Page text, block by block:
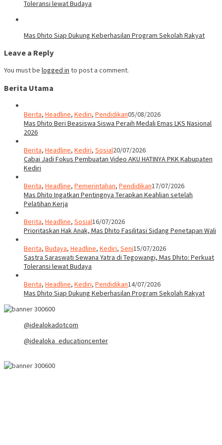
Toleransi lewat Budaya
Mas Dhito Siap Dukung Keberhasilan Program Sekolah Rakyat
Leave a Reply
You must be logged in to post a comment.
Berita Utama
Berita, Headline, Kediri, Pendidikan05/08/2026
Mas Dhito Beri Beasiswa Siswa Peraih Medali Emas LKS Nasional
2026
Berita, Headline, Kediri, Sosial20/07/2026
Cabai Jadi Fokus Pembuatan Video AKU HATINYA PKK Kabupaten
Kediri
Berita, Headline, Pemerintahan, Pendidikan17/07/2026
Mas Dhito Ingatkan Pentingnya Terapkan Keahlian setelah
Pelatihan Kerja
Berita, Headline, Sosial16/07/2026
Prioritaskan Hak Anak, Mas Dhito Fasilitasi Sidang Penetapan Wali
Berita, Budaya, Headline, Kediri, Seni15/07/2026
Sastra Saraswati Sewana Yatra di Tegowangi, Mas Dhito: Perkuat
Toleransi lewat Budaya
Berita, Headline, Kediri, Pendidikan14/07/2026
Mas Dhito Siap Dukung Keberhasilan Program Sekolah Rakyat
@idealokadotcom
@idealoka_educationcenter